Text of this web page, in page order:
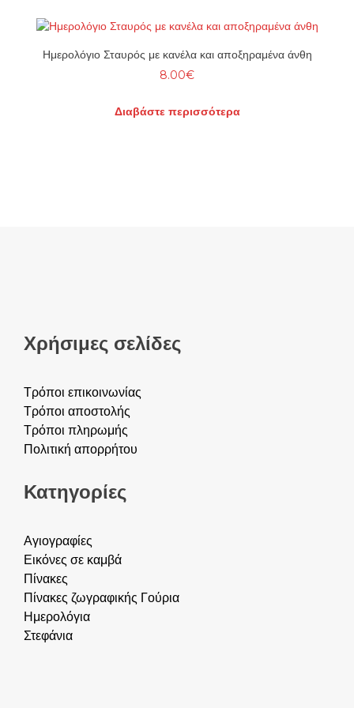
Ημερολόγιο Σταυρός με κανέλα και αποξηραμένα άνθη
8.00€
Διαβάστε περισσότερα
Χρήσιμες σελίδες
Τρόποι επικοινωνίας
Τρόποι αποστολής
Τρόποι πληρωμής
Πολιτική απορρήτου
Κατηγορίες
Αγιογραφίες
Εικόνες σε καμβά
Πίνακες
Πίνακες ζωγραφικής Γούρια
Ημερολόγια
Στεφάνια